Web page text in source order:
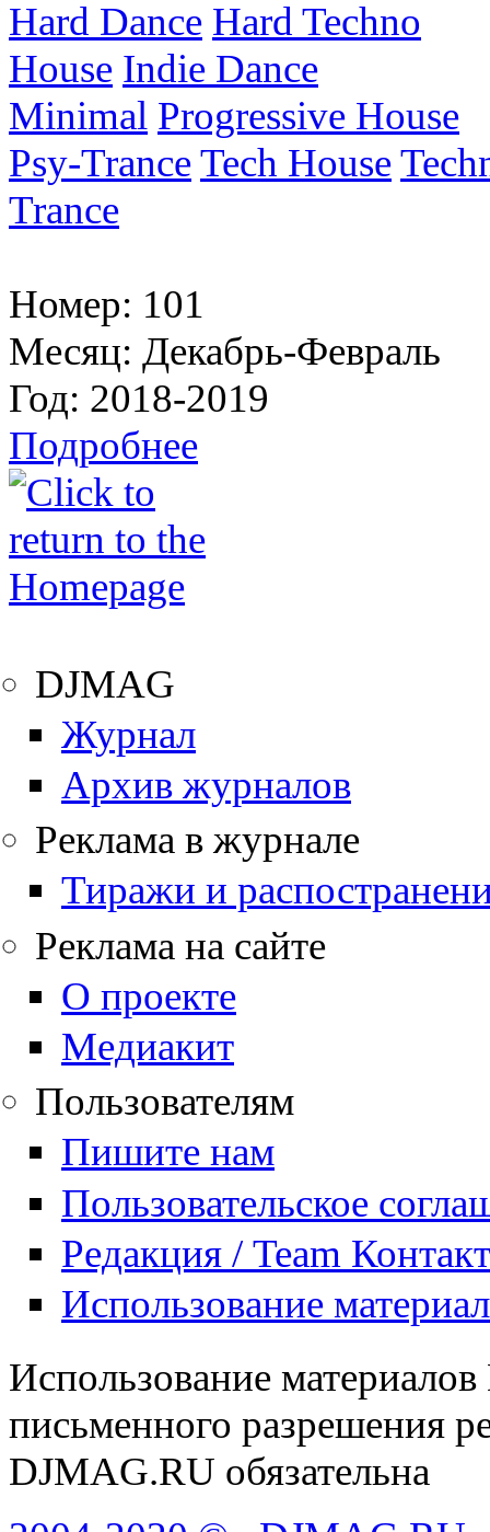
Hard Dance Hard Techno
House Indie Dance
Minimal Progressive House
Psy-TranceTech House
Trance
Номер: 101
Месяц: Декабрь-Февраль
Год: 2018-2019
Подробнее
DJMAG
Журнал
Архив журналов
Реклама в журнале
Тиражи и
Реклама на сайте
О проекте
Медиакит
Пользователям
Пишите нам
Пользовательское
Редакция / Team
Использование
Использование
письменного разрешения
DJMAG.RU обязательна